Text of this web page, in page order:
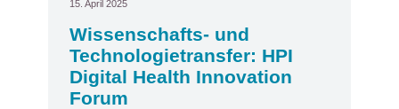
15. April 2025
Wissenschafts- und
Technologietransfer: HPI
Digital Health Innovation
Forum